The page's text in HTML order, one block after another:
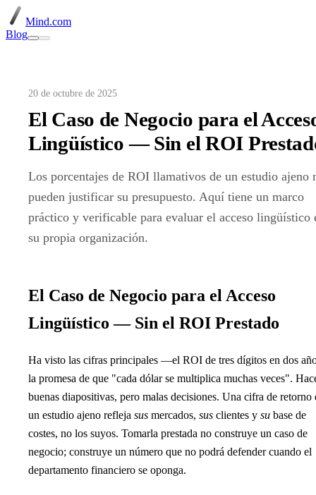
Mind.com
Blog
20 de octubre de 2025
El Caso de Negocio para el
Lingüístico — Sin el ROI
Los porcentajes de ROI llamativos de un estudio ajeno
pueden justificar su presupuesto. Aquí tiene un marco
práctico y verificable para evaluar el acceso lingüístico
su propia organización.
El Caso de Negocio para el Acceso
Lingüístico — Sin el ROI Prestado
Ha visto las cifras principales —el ROI de tres dígitos en dos
la promesa de que "cada dólar se multiplica muchas veces".
buenas diapositivas, pero malas decisiones. Una cifra de retorno
un estudio ajeno refleja sus mercados, sus clientes y su base de
costes, no los suyos. Tomarla prestada no construye un caso de
negocio; construye un número que no podrá defender cuando el
departamento financiero se oponga.